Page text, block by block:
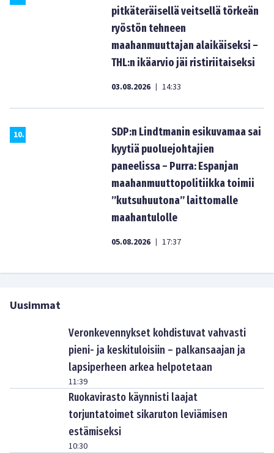
pitkäteräisellä veitsellä törkeän
ryöstön tehneen
maahanmuuttajan alaikäiseksi –
THL:n ikäarvio jäi ristiriitaiseksi
03.08.2026 | 14:33
10.
SDP:n Lindtmanin esikuvamaa sai
kyytiä puoluejohtajien
paneelissa – Purra: Espanjan
maahanmuuttopolitiikka toimii
”kutsuhuutona” laittomalle
maahantulolle
05.08.2026 | 17:37
Uusimmat
Veronkevennykset kohdistuvat vahvasti
pieni- ja keskituloisiin – palkansaajan ja
lapsiperheen arkea helpotetaan
11:39
Ruokavirasto käynnisti laajat
torjuntatoimet sikaruton leviämisen
estämiseksi
10:30